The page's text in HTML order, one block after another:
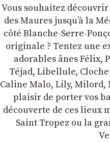
Vous souhaitez
des Maures jusqu’à la
côté Blanche-Serre-
originale ? Tentez une
adorables ânes Félix,
Téjad, Libellule,
Caline Malo, Lily, Milord,
plaisir de porter vos
découverte de ces lieux
Saint Tropez ou la